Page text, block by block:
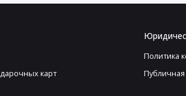
карт
Политика